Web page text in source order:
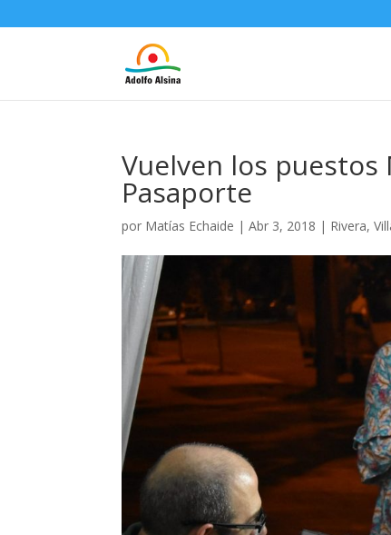
Vuelven los
Pasaporte
por Matías Echaide |Abr 3, 2018 | Rivera,